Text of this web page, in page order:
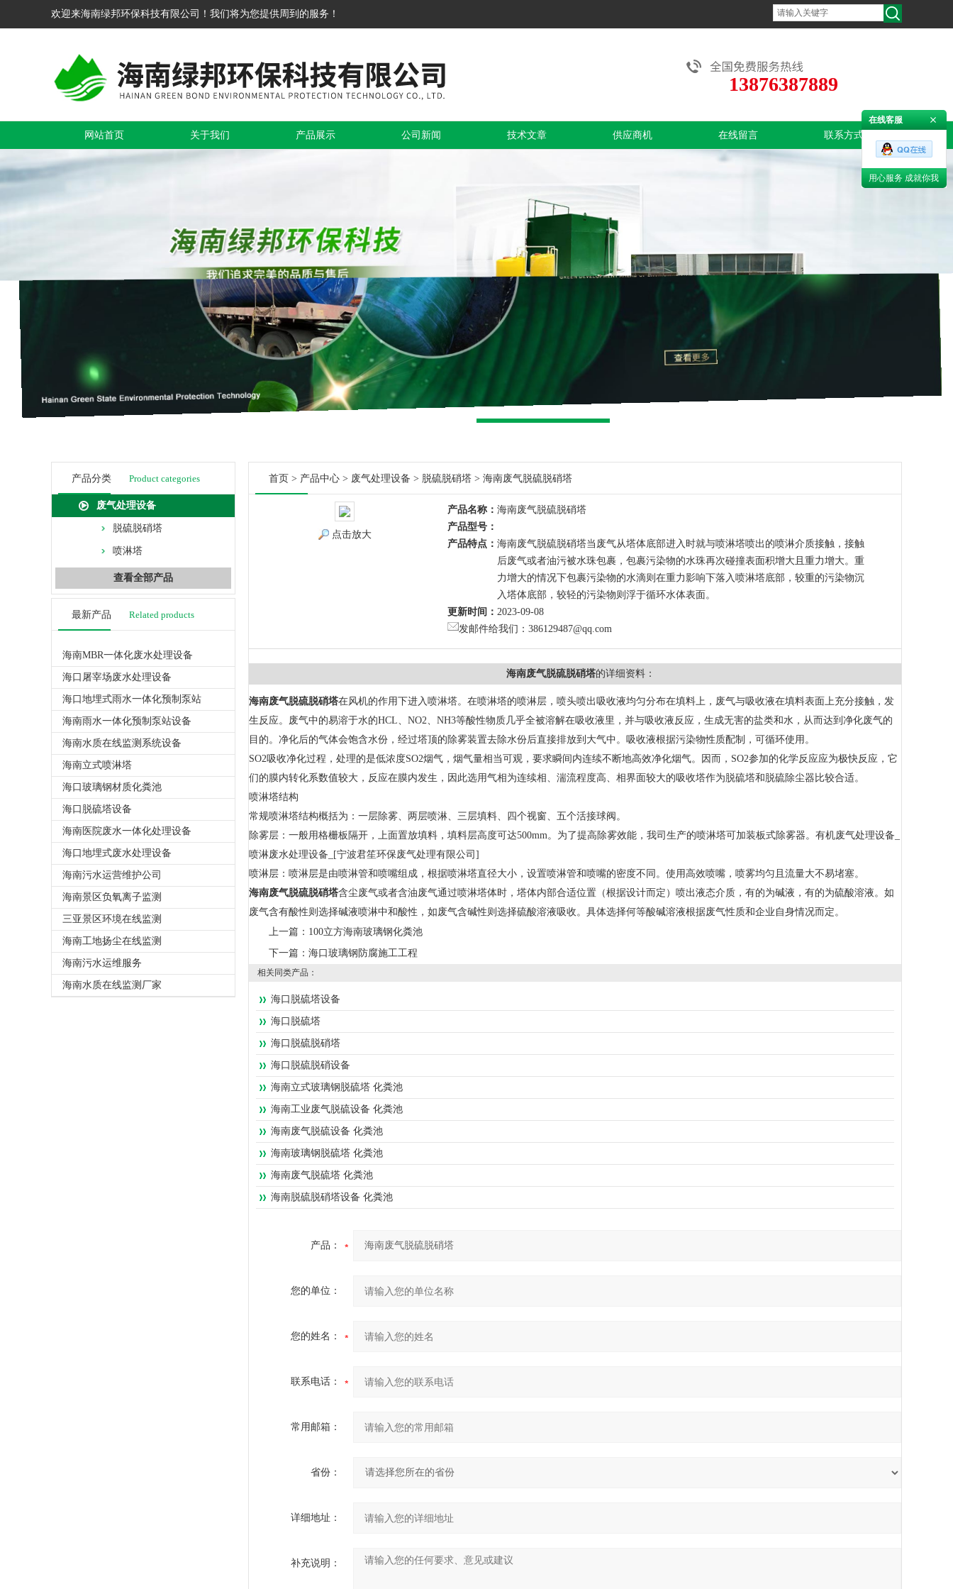
欢迎来海南绿邦环保科技有限公司！我们将为您提供周到的服务！
13876387889
网站首页 关于我们 产品展示 公司新闻 技术文章 供应商机 在线留言 联系方式
产品分类 Product categories
废气处理设备
脱硫脱硝塔
喷淋塔
查看全部产品
最新产品 Related products
海南MBR一体化废水处理设备
海口屠宰场废水处理设备
海口地埋式雨水一体化预制泵站
海南雨水一体化预制泵站设备
海南水质在线监测系统设备
海南立式喷淋塔
海口玻璃钢材质化粪池
海口脱硫塔设备
海南医院废水一体化处理设备
海口地埋式废水处理设备
海南污水运营维护公司
海南景区负氧离子监测
三亚景区环境在线监测
海南工地扬尘在线监测
海南污水运维服务
海南水质在线监测厂家
首页 > 产品中心 > 废气处理设备 > 脱硫脱硝塔 > 海南废气脱硫脱硝塔
点击放大
产品名称： 海南废气脱硫脱硝塔
产品型号：
产品特点： 海南废气脱硫脱硝塔当废气从塔体底部进入时就与喷淋塔喷出的喷淋介质接触，接触
后废气或者油污被水珠包裹，包裹污染物的水珠再次碰撞表面积增大且重力增大。重
力增大的情况下包裹污染物的水滴则在重力影响下落入喷淋塔底部，较重的污染物沉
入塔体底部，较轻的污染物则浮于循环水体表面。
更新时间： 2023-09-08
发邮件给我们：386129487@qq.com
海南废气脱硫脱硝塔的详细资料：
海南废气脱硫脱硝塔在风机的作用下进入喷淋塔。在喷淋塔的喷淋层，喷头喷出吸收液均匀分布在填料上，废气与吸收液在填料表面上充分接触，发
生反应。废气中的易溶于水的HCL、NO2、NH3等酸性物质几乎全被溶解在吸收液里，并与吸收液反应，生成无害的盐类和水，从而达到净化废气的
目的。净化后的气体会饱含水份，经过塔顶的除雾装置去除水份后直接排放到大气中。吸收液根据污染物性质配制，可循环使用。
SO2吸收净化过程，处理的是低浓度SO2烟气，烟气量相当可观，要求瞬间内连续不断地高效净化烟气。因而，SO2参加的化学反应应为极快反应，它
们的膜内转化系数值较大，反应在膜内发生，因此选用气相为连续相、湍流程度高、相界面较大的吸收塔作为脱硫塔和脱硫除尘器比较合适。
喷淋塔结构
常规喷淋塔结构概括为：一层除雾、两层喷淋、三层填料、四个视窗、五个活接球阀。
除雾层：一般用格栅板隔开，上面置放填料，填料层高度可达500mm。为了提高除雾效能，我司生产的喷淋塔可加装板式除雾器。有机废气处理设备_
喷淋废水处理设备_[宁波君笙环保废气处理有限公司]
喷淋层：喷淋层是由喷淋管和喷嘴组成，根据喷淋塔直径大小，设置喷淋管和喷嘴的密度不同。使用高效喷嘴，喷雾均匀且流量大不易堵塞。
海南废气脱硫脱硝塔含尘废气或者含油废气通过喷淋塔体时，塔体内部合适位置（根据设计而定）喷出液态介质，有的为碱液，有的为硫酸溶液。如
废气含有酸性则选择碱液喷淋中和酸性，如废气含碱性则选择硫酸溶液吸收。具体选择何等酸碱溶液根据废气性质和企业自身情况而定。
上一篇： 100立方海南玻璃钢化粪池
下一篇： 海口玻璃钢防腐施工工程
相关同类产品：
海口脱硫塔设备
海口脱硫塔
海口脱硫脱硝塔
海口脱硫脱硝设备
海南立式玻璃钢脱硫塔 化粪池
海南工业废气脱硫设备 化粪池
海南废气脱硫设备 化粪池
海南玻璃钢脱硫塔 化粪池
海南废气脱硫塔 化粪池
海南脱硫脱硝塔设备 化粪池
产品：
您的单位：
您的姓名：
联系电话：
常用邮箱：
省份：
详细地址：
补充说明：
在线客服
用心服务 成就你我